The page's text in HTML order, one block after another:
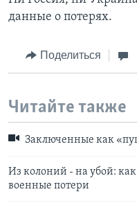
данные о потерях.
Поделиться
Читайте также
Заключенные как
Из колоний - на убой:
военные потери